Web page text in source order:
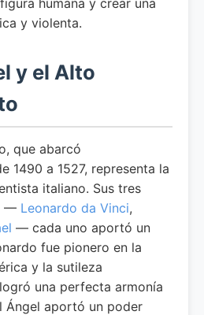
humana y crear una
y violenta.
y el Alto
que abarcó
1490 a 1527, representa la
italiano. Sus tres
— Leonardo da Vinci,
— cada uno aportó un
fue pionero en la
y la sutileza
una perfecta armonía
Ángel aportó un poder